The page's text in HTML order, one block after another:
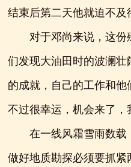
结束后第二天他就迫不及
对于邓尚来说，这份
们发现大油田时的波澜
的成就，自己的工作和他
不过很幸运，机会来了，
在一线风霜雪雨数载
做好地质勘探必须要抓